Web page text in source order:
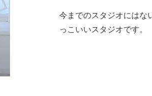
今までのスタジオには
っこいいスタジオです。